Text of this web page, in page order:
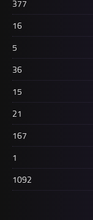
377
16
5
36
15
21
167
1
1092